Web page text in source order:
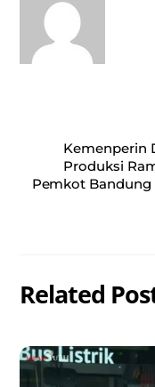
Kemenperin
Produksi
Pemkot
Related